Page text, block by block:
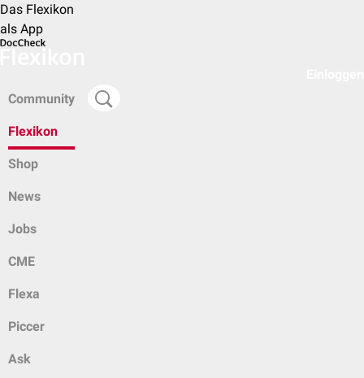
Das Flexikon
als App
Community
Flexikon
Shop
News
Jobs
CME
Flexa
Piccer
Ask